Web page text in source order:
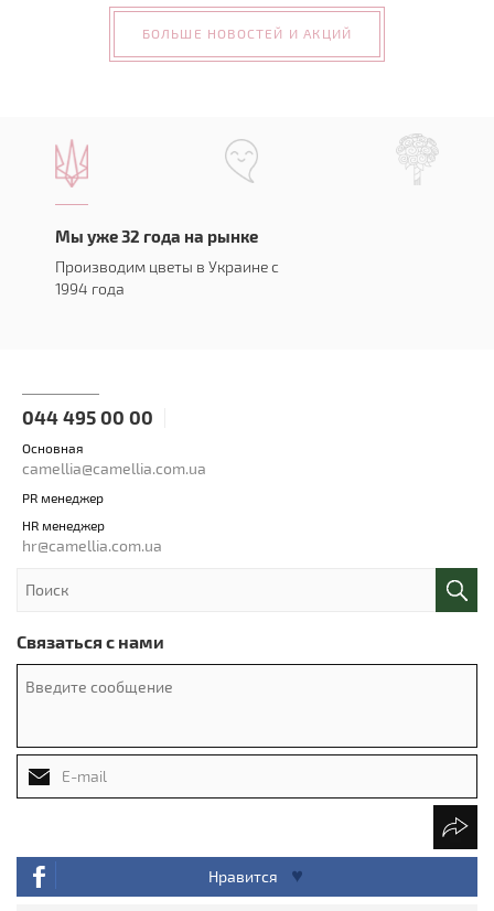
БОЛЬШЕ НОВОСТЕЙ И АКЦИЙ
Мы уже 32 года на рынке
Производим цветы в Украине с
1994 года
044 495 00 00
Основная
camellia@camellia.com.ua
PR менеджер
HR менеджер
hr@camellia.com.ua
Связаться с нами
Нравится